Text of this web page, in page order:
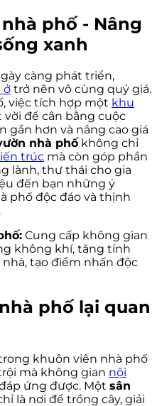
phố - Nâng
xanh
càng phát triển,
ở trở nên vô cùng quý giá.
việc tích hợp một khu
để cân bằng cuộc
gần hơn và nâng cao giá
nhà phốkhông chỉ
trúc mà còn góp phần
lành, thư thái cho gia
đến bạn những ý
phố độc đáo và thịnh
Cung cấp không gian
không khí, tăng tính
tạo điểm nhấn độc
phố lại quan
khuôn viên nhà phố
mà không gian nội
ứng được. Một sân
là nơi để trồng cây, giải